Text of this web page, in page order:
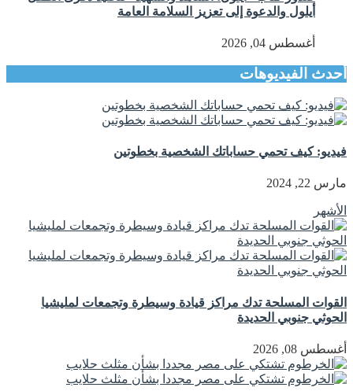
أيلول والدعوة إلى تعزيز السلامة العامة
أغسطس 04, 2026
أحدث الفيديوهات
فيديو: كيف تحمي حساباتك الشخصية بخطوتين
مارس 22, 2024
الأشهر
القوات المسلحة تدك مراكز قيادة وسيطرة وتجمعات لمليشيا
الحوثي جنوبي الحديدة
أغسطس 08, 2026